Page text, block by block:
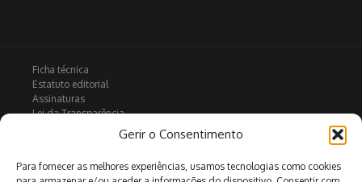
Gerir o Consentimento
Para fornecer as melhores experiências, usamos tecnologias como cookies
Ficha técnica
Estatuto editorial
Assinaturas
Lei da Transparência
Política de privacidade